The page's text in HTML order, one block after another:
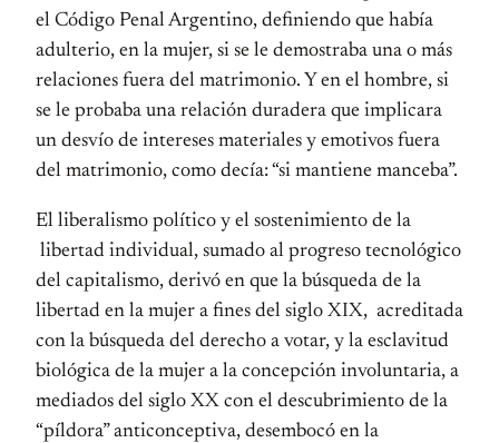
el Código Penal Argentino, definiendo que había
adulterio, en la mujer, si se le demostraba una o más
relaciones fuera del matrimonio. Y en el hombre, si
se le probaba una relación duradera que implicara
un desvío de intereses materiales y emotivos fuera
del matrimonio, como decía: “si mantiene manceba”.
El liberalismo político y el sostenimiento de la
libertad individual, sumado al progreso tecnológico
del capitalismo, derivó en que la búsqueda de la
libertad en la mujer a fines del siglo XIX, acreditada
con la búsqueda del derecho a votar, y la esclavitud
biológica de la mujer a la concepción involuntaria, a
mediados del siglo XX con el descubrimiento de la
“píldora” anticonceptiva, desembocó en la